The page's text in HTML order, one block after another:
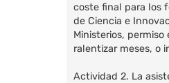
coste final para los
de Ciencia e
Ministerios,
ralentizar meses, o
Actividad 2. La